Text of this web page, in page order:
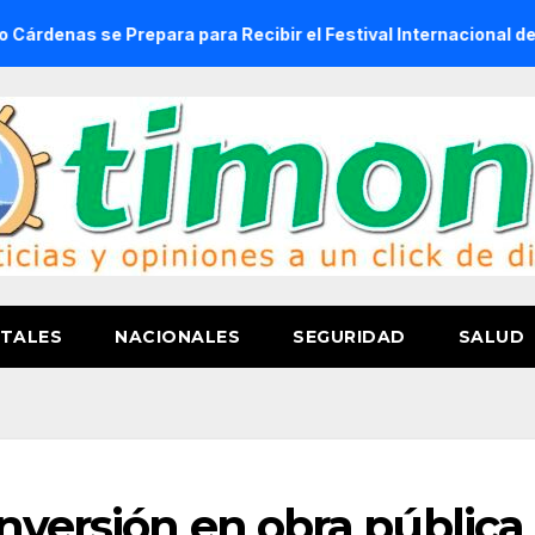
Prepara para Recibir el Festival Internacional de la Cerveza
NACIONALES SEGURIDAD SALUD